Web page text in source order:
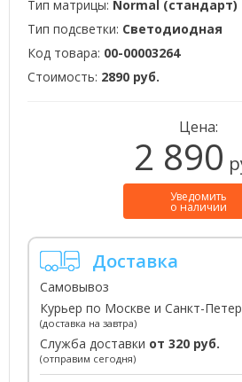
Тип матрицы: Normal (стандарт)
Тип подсветки: Светодиодная
Код товара: 00-00003264
Стоимость: 2890 руб.
Цена:
2 890
Уведомить
о наличии
Доставка
Самовывоз
Курьер по Москве и Санкт-
(доставка на завтра)
Служба доставки от 320 руб.
(отправим сегодня)